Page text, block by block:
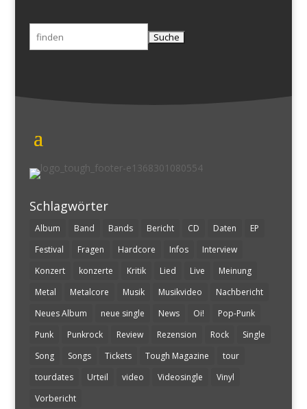
Suchen
nach:
Schlagwörter
Album Band Bands Bericht CD Daten
EP
Festival
Fragen Hardcore Infos
Interview
Konzert
konzerte Kritik Lied Live
Meinung
Metal
Metalcore Musik Musikvideo
Nachbericht
Neues Album
neue single News Oi!
Pop-Punk
Punk
Punkrock Review Rezension Rock
Single
Song
Songs Tickets Tough Magazine
tour
tourdates
Urteil video Videosingle
Vinyl
Vorbericht